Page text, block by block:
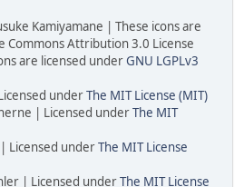
Kamiyamane | These icons are
Commons Attribution 3.0 License
are licensed underGNU LGPLv3
underThe MIT License (MIT)
| Licensed underThe MIT
Licensed underThe MIT License
| Licensed underThe MIT License